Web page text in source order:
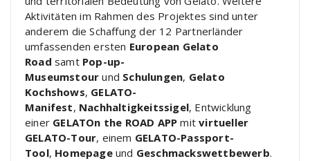
Aktivitäten im Rahmen des Projektes sind unter
anderem die Schaffung der 12 Partnerländer
umfassenden ersten European Gelato
Road samt Pop-up-
Museumstour und Schulungen, Gelato
Kochshows, GELATO-
Manifest, Nachhaltigkeitssigel, Entwicklung
einer GELATOn the ROAD APP mitvirtueller
GELATO-Tour, einem GELATO-Passport-
Tool, Homepageund Geschmackswettbewerb.